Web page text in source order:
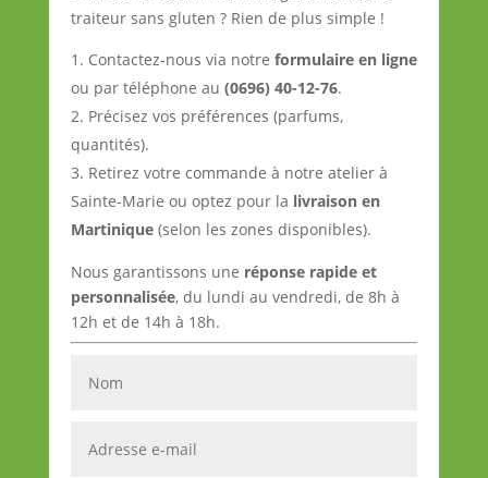
traiteur sans gluten ? Rien de plus simple !
Contactez-nous via notre formulaire en ligne
ou par téléphone au (0696) 40-12-76.
Précisez vos préférences (parfums,
quantités).
Retirez votre commande à notre atelier à
Sainte-Marie ou optez pour la livraison en
Martinique(selon les zones disponibles).
Nous garantissons une réponse rapide et
personnalisée, du lundi au vendredi, de 8h à
12h et de 14h à 18h.